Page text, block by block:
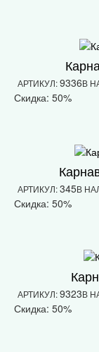
АРТИКУЛ:9336В
Скидка: 50%
АРТИКУЛ:345В
Скидка: 50%
АРТИКУЛ:9323В
Скидка: 50%